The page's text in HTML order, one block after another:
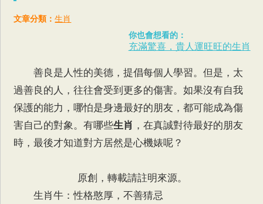
文章分類：生肖
你也會想看的：
充滿驚喜，貴人運旺旺的生肖
善良是人性的美德，提倡每個人學習。但是，太
過善良的人，往往會受到更多的傷害。如果沒有自我
保護的能力，哪怕是身邊最好的朋友，都可能成為傷
害自己的對象。有哪些生肖 ，在真誠對待最好的朋友
時，最後才知道對方居然是心機婊呢？
原創，轉載請註明來源。
生肖牛：性格憨厚，不善猜忌